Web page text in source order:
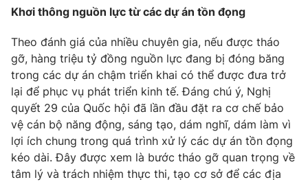
Khơi thông nguồn lực từ các dự án tồn đọng
Theo đánh giá của nhiều chuyên gia, nếu được tháo
gỡ, hàng triệu tỷ đồng nguồn lực đang bị đóng băng
trong các dự án chậm triển khai có thể được đưa trở
lại để phục vụ phát triển kinh tế. Đáng chú ý, Nghị
quyết 29 của Quốc hội đã lần đầu đặt ra cơ chế bảo
vệ cán bộ năng động, sáng tạo, dám nghĩ, dám làm vì
lợi ích chung trong quá trình xử lý các dự án tồn đọng
kéo dài. Đây được xem là bước tháo gỡ quan trọng về
tâm lý và trách nhiệm thực thi, tạo cơ sở để các địa